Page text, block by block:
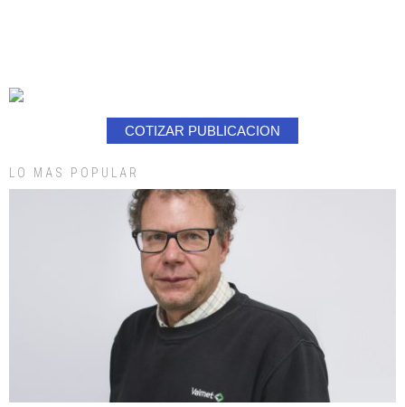
COTIZAR PUBLICACION
LO MAS POPULAR